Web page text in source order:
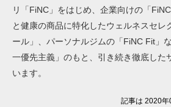
リ「FiNC」をはじめ、企業向けの「
と健康の商品に特化したウェルネスセレ
ール」、パーソナルジムの「FiNC Fit」
一優先主義」のもと、引き続き徹底した
います。
記事は 2020年